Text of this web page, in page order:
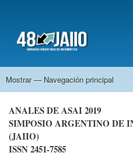
48 JAIIO
Navegación
Mostrar — Navegación principal
Bienvenidos
Novedades
Autoridades del Evento
Sponsors de las JAIIO
Auspiciantes
Simposios
Fechas Importantes
Aranceles
Cómo Inscribirse a las JAIIO
ANALES DE ASAI 2019
SIMPOSIO ARGENTINO
(JAIIO)
ISSN 2451-7585